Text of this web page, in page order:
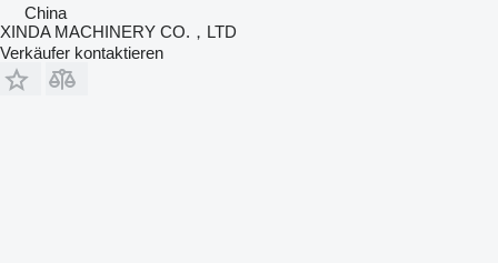
China
XINDA MACHINERY CO.，LTD
Verkäufer kontaktieren